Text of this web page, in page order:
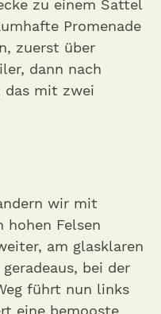
zu einem Sattel
Promenade
zuerst über
dann nach
das mit zwei
wir mit
hohen Felsen
am glasklaren
bei der
führt nun links
eine bemooste